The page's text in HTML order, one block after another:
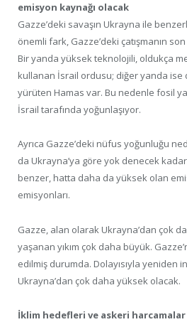
emisyon kaynağı olacak
Gazze’deki savaşın Ukrayna ile
önemli fark, Gazze’deki çatışmanın
Bir yanda yüksek teknolojili, oldukça
kullanan İsrail ordusu; diğer yanda ise
yürüten Hamas var. Bu nedenle fosil
İsrail tarafında yoğunlaşıyor.
Ayrıca Gazze’deki nüfus yoğunluğu
da Ukrayna’ya göre yok denecek
benzer, hatta daha da yüksek olan
emisyonları.
Gazze, alan olarak Ukrayna’dan çok
yaşanan yıkım çok daha büyük.
edilmiş durumda. Dolayısıyla yeniden
Ukrayna’dan çok daha yüksek olacak.
İklim hedefleri ve askeri